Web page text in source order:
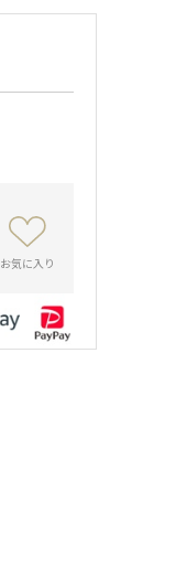
お気に入り